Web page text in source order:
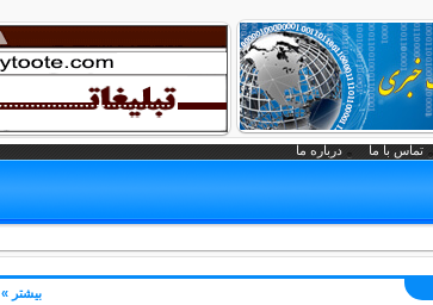
تماس با ما درباره ما
بیشتر »